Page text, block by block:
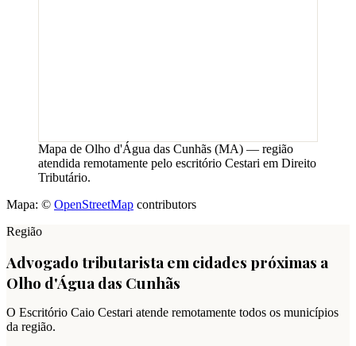
Mapa de Olho d'Água das Cunhãs (MA) — região
atendida remotamente pelo escritório Cestari em Direito
Tributário.
Mapa: © OpenStreetMap contributors
Região
Advogado tributarista em cidades próximas a
Olho d'Água das Cunhãs
O Escritório Caio Cestari atende remotamente todos os municípios
da região.